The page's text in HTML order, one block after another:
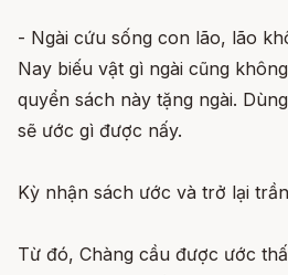
- Ngài cứu sống con lão, lão
Nay biếu vật gì ngài cũng
quyển sách này tặng ngài.
sẽ ước gì được nấy.
Kỳ nhận sách ước và trở lại
Từ đó, Chàng cầu được ước